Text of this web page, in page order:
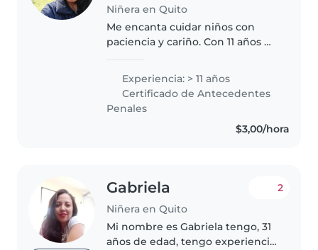
Niñera en Quito
Me encanta cuidar niños con
paciencia y cariño. Con 11 años de
gusto realizando labores del
hogar y contado cuentos. ¡Estoy..
Experiencia: > 11 años
Certificado de Antecedentes
Penales
$3,00/hora
Gabriela
Niñera en Quito
2
Mi nombre es Gabriela tengo, 31
años de edad, tengo experiencia